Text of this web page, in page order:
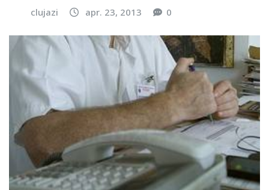
clujazi apr. 23, 2013 0